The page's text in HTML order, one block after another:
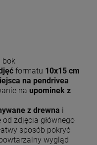
bok
formatu 10x15 cm
na pendrivea
na upominek z
z drewna i
zdjęcia głównego
sposób pokryć
wygląd